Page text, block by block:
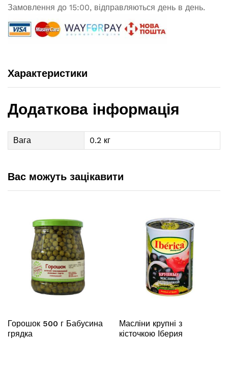
Замовлення до 15:00, відправляються день в день.
Характеристики
Додаткова інформація
Вага 0.2 кг
Вас можуть зацікавити
Горошок 500 г Бабусина
грядка
Масліни крупні з
кісточкою Іберия